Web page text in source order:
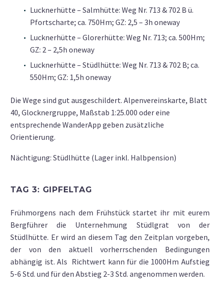
Lucknerhütte – Salmhütte: Weg Nr. 713 & 702 B ü.
Pfortscharte; ca. 750Hm; GZ: 2,5 – 3h oneway
Lucknerhütte – Glorerhütte: Weg Nr. 713; ca. 500Hm;
GZ: 2 – 2,5h oneway
Lucknerhütte – Stüdlhütte: Weg Nr. 713 & 702 B; ca.
550Hm; GZ: 1,5h oneway
Die Wege sind gut ausgeschildert. Alpenvereinskarte, Blatt
40, Glocknergruppe, Maßstab 1:25.000 oder eine
entsprechende WanderApp geben zusätzliche
Orientierung.
Nächtigung: Stüdlhütte (Lager inkl. Halbpension)
TAG 3: GIPFELTAG
Frühmorgens nach dem Frühstück startet ihr mit eurem
Bergführer die Unternehmung Stüdlgrat von der
Stüdlhütte. Er wird an diesem Tag den Zeitplan vorgeben,
der von den aktuell vorherrschenden Bedingungen
abhängig ist. Als Richtwert kann für die 1000Hm Aufstieg
5-6 Std. und für den Abstieg 2-3 Std. angenommen werden.